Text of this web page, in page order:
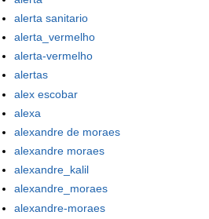
alerta sanitario
alerta_vermelho
alerta-vermelho
alertas
alex escobar
alexa
alexandre de moraes
alexandre moraes
alexandre_kalil
alexandre_moraes
alexandre-moraes